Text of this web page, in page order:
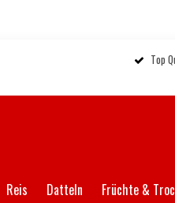
Top
Reis Datteln Früchte &